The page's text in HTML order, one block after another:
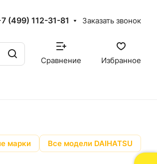
(499) 112-31-81 Заказать звонок
Сравнение Избранное
марки Все модели DAIHATSU